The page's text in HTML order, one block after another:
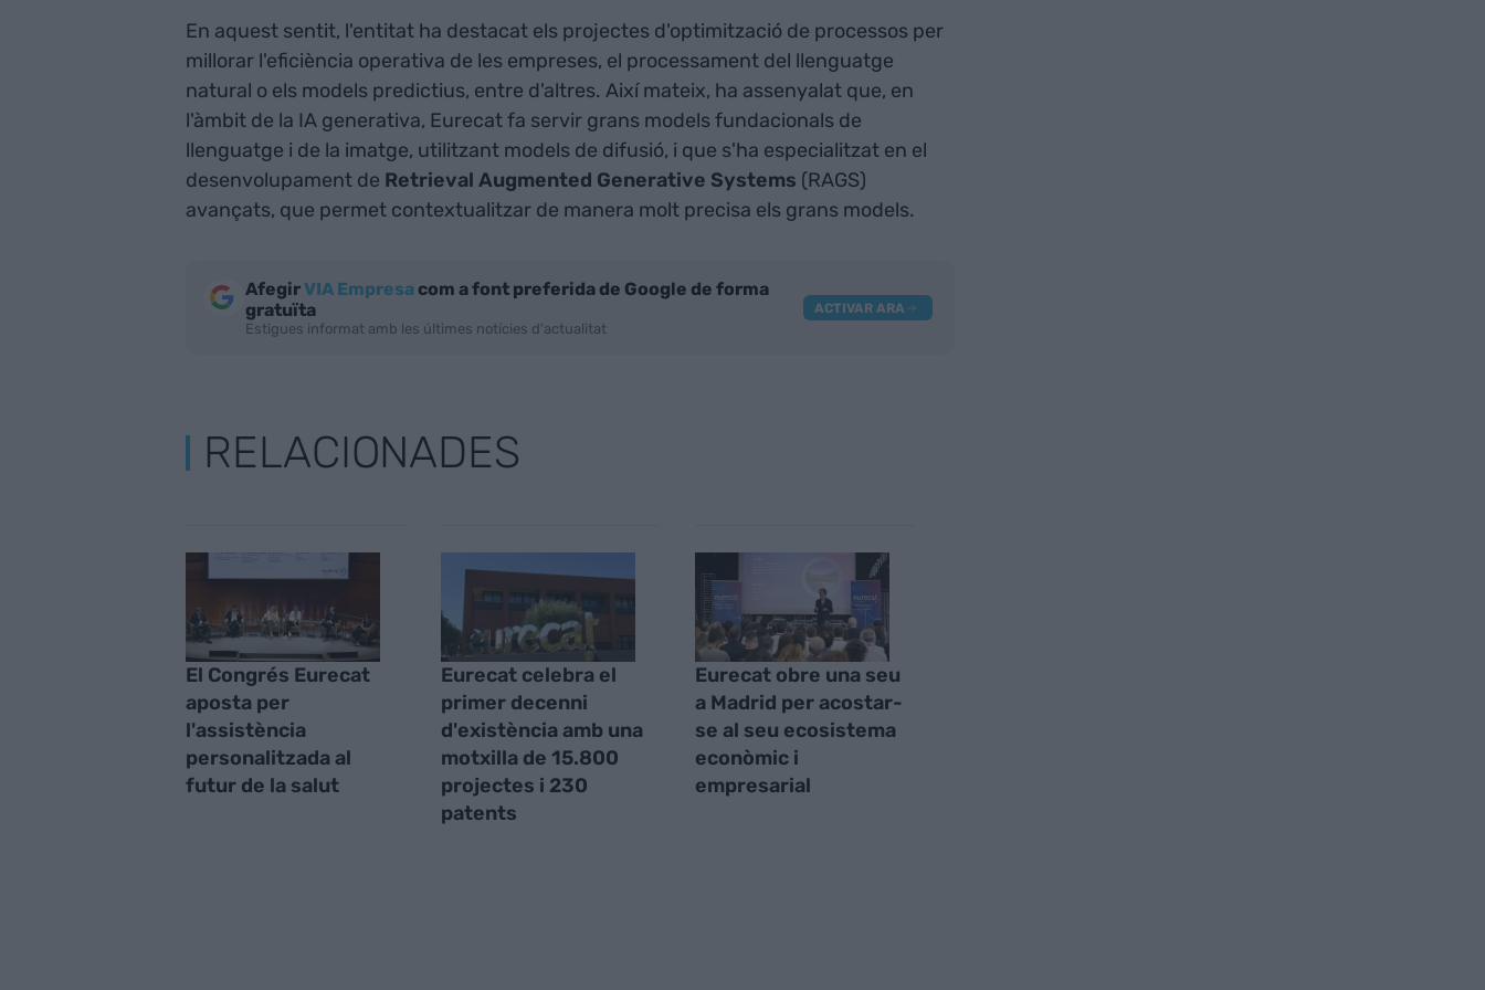
En aquest sentit, l'entitat ha destacat els projectes d'optimització de processos per
millorar l'eficiència operativa de les empreses, el processament del llenguatge
natural o els models predictius, entre d'altres. Així mateix, ha assenyalat que, en
l'àmbit de la IA generativa, Eurecat fa servir grans models fundacionals de
llenguatge i de la imatge, utilitzant models de difusió, i que s'ha especialitzat en el
desenvolupament de Retrieval Augmented Generative Systems (RAGS)
avançats, que permet contextualitzar de manera molt precisa els grans models.
AfegirVIA Empresacom a font preferida de Google de forma
gratuïta
Estigues informat amb les últimes notícies d'actualitat
ACTIVAR ARA
RELACIONADES
El Congrés Eurecat
aposta per
l'assistència
personalitzada al
futur de la salut
Eurecat celebra el
primer decenni
d'existència amb una
motxilla de 15.800
projectes i 230
patents
Eurecat obre una seu
a Madrid per acostar-
se al seu ecosistema
econòmic i
empresarial